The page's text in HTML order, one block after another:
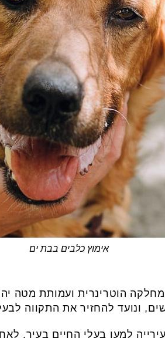
אימוץ כלבים בבת ים
הוטרינרית ועמותת מטה
ונועד להחזיר את התקווה
למען בעלי החיים בעיר.